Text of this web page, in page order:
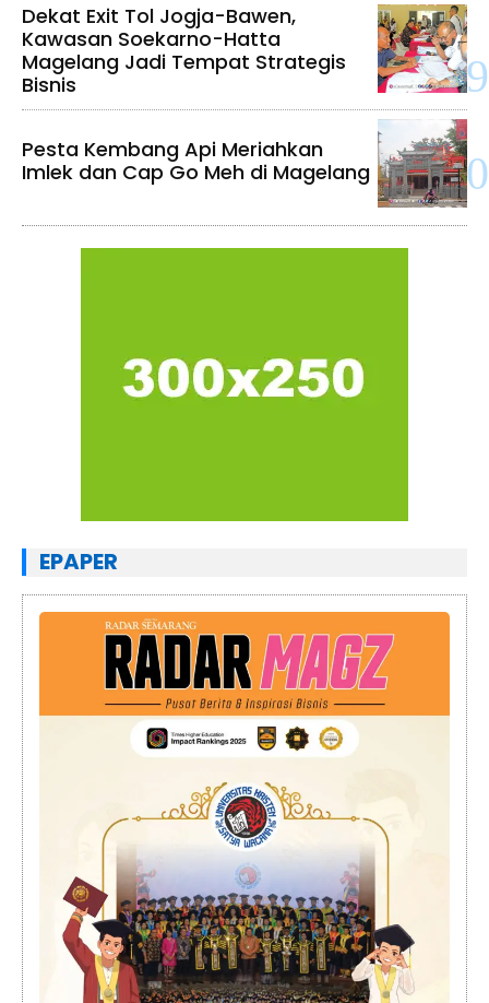
Dekat Exit Tol Jogja-Bawen,
Kawasan Soekarno-Hatta
Magelang Jadi Tempat Strategis
Bisnis
Pesta Kembang Api Meriahkan
Imlek dan Cap Go Meh di Magelang
EPAPER